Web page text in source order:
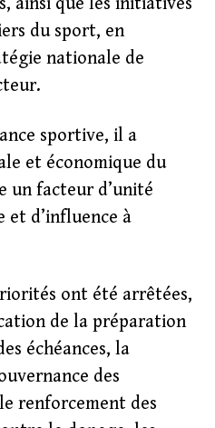
du sport, en
nationale de
sportive, il a
et économique du
un facteur d’unité
et d’influence à
ont été arrêtées,
de la préparation
échéances, la
des
renforcement des